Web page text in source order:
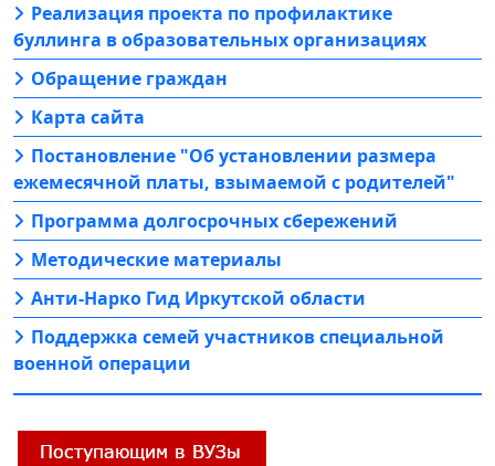
Реализация проекта по профилактике
буллинга в образовательных организациях
Обращение граждан
Карта сайта
Постановление "Об установлении размера
ежемесячной платы, взымаемой с родителей"
Программа долгосрочных сбережений
Методические материалы
Анти-Нарко Гид Иркутской области
Поддержка семей участников специальной
военной операции